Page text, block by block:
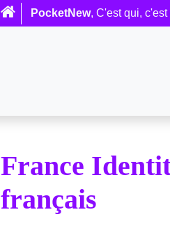
PocketNew, C'est qui,
France
français